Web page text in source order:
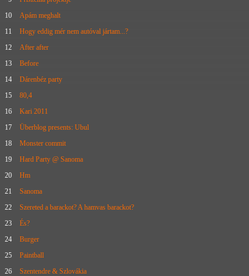
10
Apám meghalt
11
Hogy eddig mér nem autóval jártam...?
12
After after
13
Before
14
Dárenbéz party
15
80,4
16
Kari 2011
17
Überblog presents: Ubul
18
Monster commit
19
Hard Party @ Sanoma
20
Hm
21
Sanoma
22
Szereted a barackot? A hamvas barackot?
23
És?
24
Burger
25
Paintball
26
Szentendre & Szlovákia